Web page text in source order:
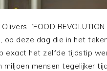
‘FOOD REVOLUTION
deze dag die in het
exact het zelfde tijdstip
mensen tegelijker